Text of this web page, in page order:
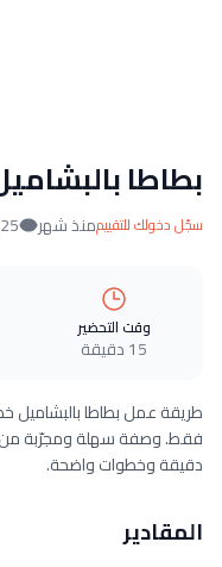
بطاطا
سجّل دخولك للتقييممنذ شهر 25 زيارات
وقت التحضير
15 دقيقة
دقيقة وخطوات واضحة.
المقادير